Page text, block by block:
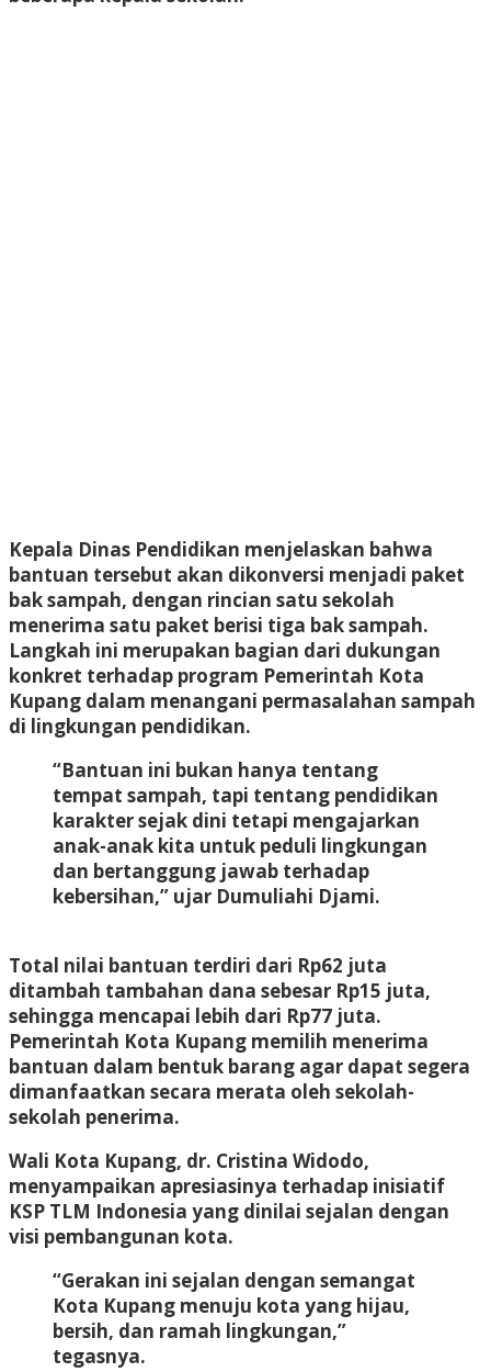
Kepala Dinas Pendidikan menjelaskan bahwa
bantuan tersebut akan dikonversi menjadi paket
bak sampah, dengan rincian satu sekolah
menerima satu paket berisi tiga bak sampah.
Langkah ini merupakan bagian dari dukungan
konkret terhadap program Pemerintah Kota
Kupang dalam menangani permasalahan sampah
di lingkungan pendidikan.
“Bantuan ini bukan hanya tentang
tempat sampah, tapi tentang pendidikan
karakter sejak dini tetapi mengajarkan
anak-anak kita untuk peduli lingkungan
dan bertanggung jawab terhadap
kebersihan,” ujar Dumuliahi Djami.
Total nilai bantuan terdiri dari Rp62 juta
ditambah tambahan dana sebesar Rp15 juta,
sehingga mencapai lebih dari Rp77 juta.
Pemerintah Kota Kupang memilih menerima
bantuan dalam bentuk barang agar dapat segera
dimanfaatkan secara merata oleh sekolah-
sekolah penerima.
Wali Kota Kupang, dr. Cristina Widodo,
menyampaikan apresiasinya terhadap inisiatif
KSP TLM Indonesia yang dinilai sejalan dengan
visi pembangunan kota.
“Gerakan ini sejalan dengan semangat
Kota Kupang menuju kota yang hijau,
bersih, dan ramah lingkungan,”
tegasnya.